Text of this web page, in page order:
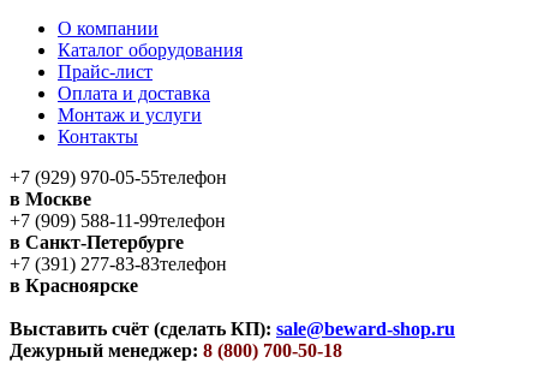
О компании
Каталог оборудования
Прайс-лист
Оплата и доставка
Монтаж и услуги
Контакты
+7 (929) 970-05-55телефон
в Москве
+7 (909) 588-11-99телефон
в Санкт-Петербурге
+7 (391) 277-83-83телефон
в Красноярске
Выставить счёт (сделать КП): sale@beward-shop.ru
Дежурный менеджер: 8 (800) 700-50-18